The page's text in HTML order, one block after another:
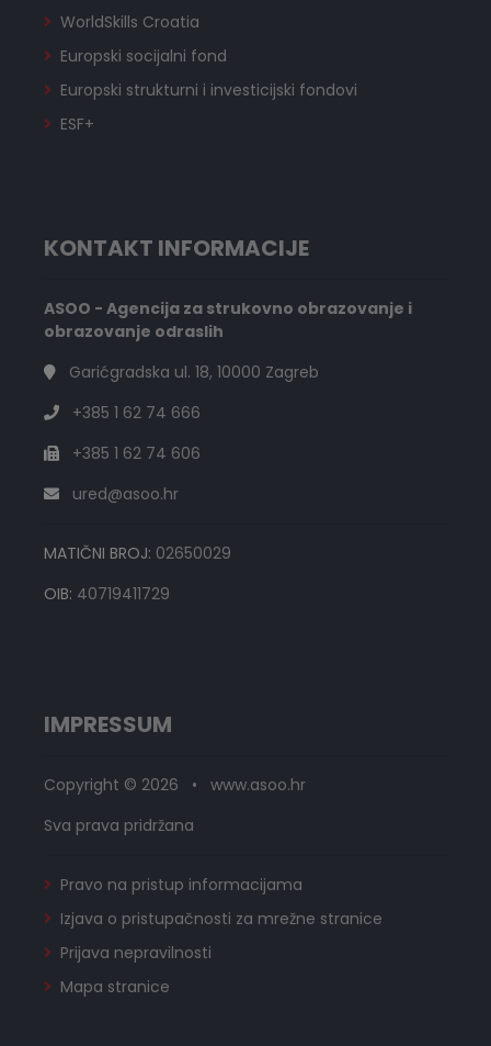
WorldSkills Croatia
Europski socijalni fond
Europski strukturni i investicijski fondovi
ESF+
KONTAKT INFORMACIJE
ASOO - Agencija za strukovno obrazovanje i
obrazovanje odraslih
Garićgradska ul. 18, 10000 Zagreb
+385 1 62 74 666
+385 1 62 74 606
ured@asoo.hr
MATIČNI BROJ: 02650029
OIB: 40719411729
IMPRESSUM
Copyright © 2026 • www.asoo.hr
Sva prava pridržana
Pravo na pristup informacijama
Izjava o pristupačnosti za mrežne stranice
Prijava nepravilnosti
Mapa stranice